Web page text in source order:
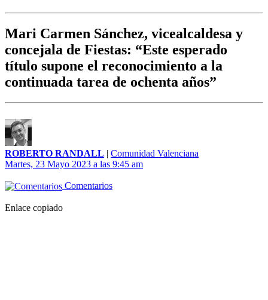
Mari Carmen Sánchez, vicealcaldesa y
concejala de Fiestas: “Este esperado
título supone el reconocimiento a la
continuada tarea de ochenta años”
ROBERTO RANDALL | Comunidad Valenciana
Martes, 23 Mayo 2023 a las 9:45 am
Comentarios
Enlace copiado